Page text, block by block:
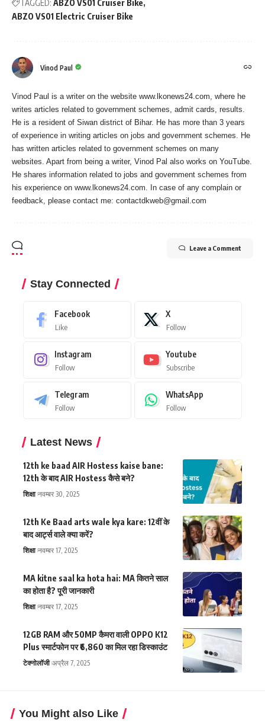
TAGGED: ABZO VS01 Cruiser Bike
ABZO VS01 Electric Cruiser Bike
Vinod Paul
Vinod Paul is a writer on the website www.lkonews24.com, where he
writes articles related to government schemes, admit cards, results.
He is a resident of Siwan district of Bihar. He has more than 3 years
of experience in writing articles on jobs and government schemes. He
has written articles related to government schemes on many
websites. Apart from being a writer, Vinod Pal also works on YouTube.
He shares information related to jobs and government schemes from
his experience on www.lkonews24.com. In case of any complain or
feedback, please contact me: contactdkweb@gmail.com
Leave a Comment
Stay Connected
Facebook
Like
X
Follow
Instagram
Follow
Youtube
Subscribe
Telegram
Follow
WhatsApp
Follow
Latest News
12th ke baad AIR Hostess kaise bane:
12th के बाद AIR Hostess कैसे बने?
शिक्षा नवम्बर 30, 2025
12th Ke Baad arts wale kya kare: 12वीं के
बाद आर्ट्स वाले क्या करें?
शिक्षा नवम्बर 17, 2025
MA kitne saal ka hota hai: MA कितने साल
का होता है? पूरी जानकारी
शिक्षा नवम्बर 17, 2025
12GB RAM और 50MP कैमरा वाली OPPO K12
Plus स्मार्टफोन पर ₹6,860 का मिल रहा डिस्काउंट
टेक्नोलॉजी अप्रैल 7, 2025
You Might also Like